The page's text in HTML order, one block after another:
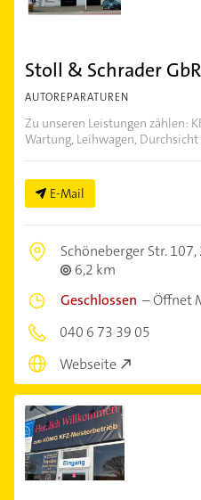
Stoll & Schrader
AUTOREPARATUREN
Zu unseren Leistungen zählen:
Wartung, Leihwagen, Durchsicht
E-Mail
Schöneberger Str. 107,
6,2 km
Geschlossen –Öffnet
040 6 73 39 05
Webseite